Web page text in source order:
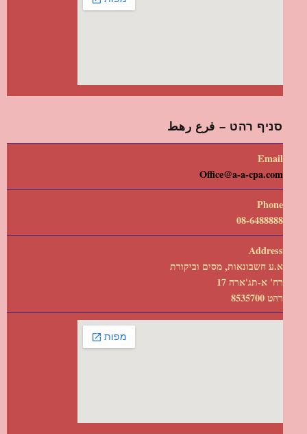
סניף רהט – فرع رهط
Email
Office@a-a-cpa.com
Phone
08-6488888
Address
א.ע חשבונאות, מסים וביקורת
רח' א-תג'ארה 17
רהט 8535700